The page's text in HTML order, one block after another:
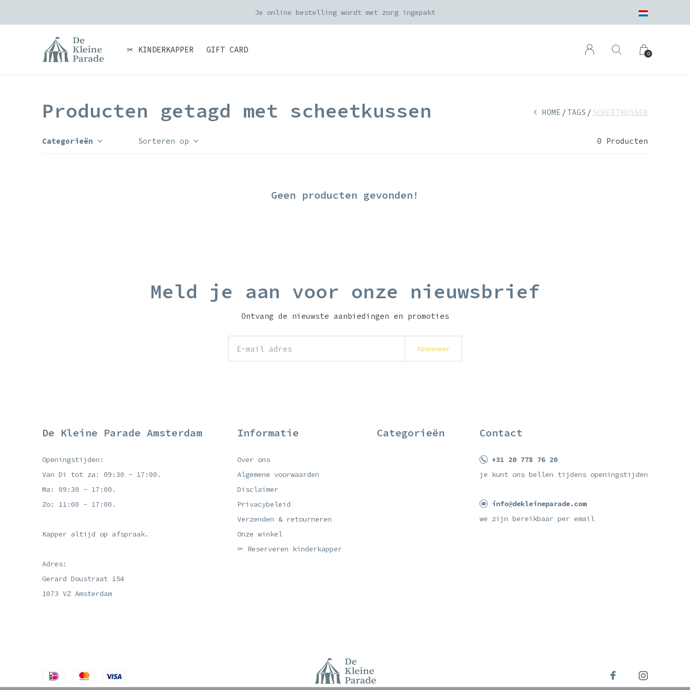
✂ KINDERKAPPER GIFT CARD 0
Je online bestelling wordt met zorg ingepakt
Producten getagd met scheetkussen HOME TAGS SCHEETKUSSEN
Categorieën Sorteren op 0 Producten
Geen producten gevonden!
Meld je aan voor onze nieuwsbrief
Ontvang de nieuwste aanbiedingen en promoties
Abonneer
De Kleine Parade Amsterdam
Openingstijden:
Van Di tot za: 09:30 - 17:00.
Ma: 09:30 - 17:00.
Zo: 11:00 - 17:00.
Kapper altijd op afspraak.
Adres:
Gerard Doustraat 154
1073 VZ Amsterdam
Informatie
Over ons
Algemene voorwaarden
Disclaimer
Privacybeleid
Verzenden & retourneren
Onze winkel
✂ Reserveren kinderkapper
Categorieën Contact
+31 20 778 76 20
je kunt ons bellen tijdens openingstijden
info@dekleineparade.com
we zijn bereikbaar per email